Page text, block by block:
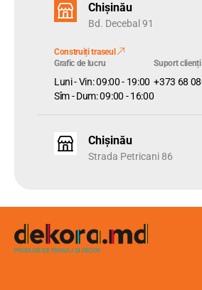
Chișinău
Bd. Decebal 91
Construiți traseul
Grafic de lucru
Luni - Vin: 09:00 - 19:00
Sîm - Dum: 09:00 - 16:00
Suport clienți
+373 68
Chișinău
Strada Petricani 86